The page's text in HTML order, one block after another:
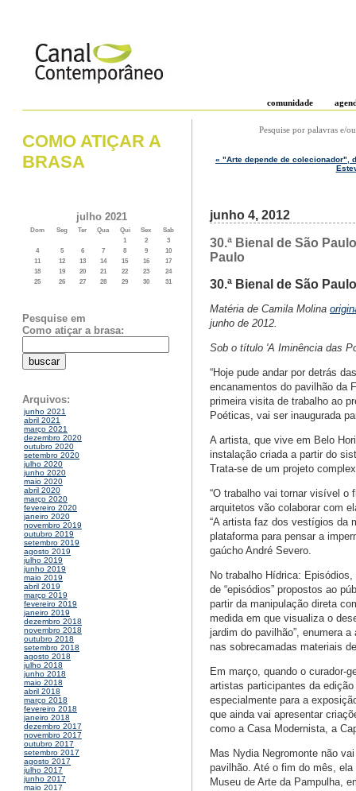
comunidade
COMO ATIÇAR A
BRASA
julho 2021
Dom Seg Ter Qua Qui Sex
Sab
1
2
3
4
5 6 7 8 9
10
11
12 13 14 15 16
17
18
19 20 21 22 23
24
25
26 27 28 29 30 31
Pesquise em
Como atiçar a brasa:
Arquivos:
junho 2021
abril 2021
março 2021
dezembro 2020
outubro 2020
setembro 2020
julho 2020
junho 2020
maio 2020
abril 2020
março 2020
fevereiro 2020
janeiro 2020
novembro 2019
outubro 2019
setembro 2019
agosto 2019
julho 2019
junho 2019
maio 2019
abril 2019
março 2019
fevereiro 2019
janeiro 2019
dezembro 2018
novembro 2018
outubro 2018
setembro 2018
agosto 2018
julho 2018
junho 2018
maio 2018
abril 2018
março 2018
fevereiro 2018
janeiro 2018
dezembro 2017
novembro 2017
outubro 2017
setembro 2017
agosto 2017
julho 2017
junho 2017
maio 2017
Pesquise por palavras e/
« "Arte depende de colecionador",
junho 4, 2012
30.ª Bienal de São
Paulo
30.ª Bienal de São
Matéria de Camila Molina
junho de 2012.
Sob o título 'A Iminência das
“Hoje pude andar por detrás
encanamentos do pavilhão da
primeira visita de trabalho ao
Poéticas, vai ser inaugurada
A artista, que vive em Belo
instalação criada a partir do
Trata-se de um projeto
“O trabalho vai tornar visível o
arquitetos vão colaborar com
“A artista faz dos vestígios da
plataforma para pensar a
gaúcho André Severo.
No trabalho Hídrica:
de “episódios” propostos ao
partir da manipulação direta
medida em que visualiza o
jardim do pavilhão”, enumera
nas sobrecamadas materiais
Em março, quando o curador-
artistas participantes da
especialmente para a
que ainda vai apresentar
como a Casa Modernista, a
Mas Nydia Negromonte não
pavilhão. Até o fim do mês,
Museu de Arte da Pampulha,